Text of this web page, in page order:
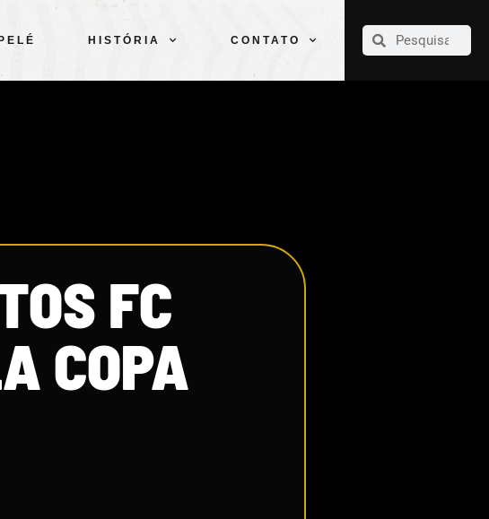
PELÉ HISTÓRIA CONTATO
CLUBE
FC
COPA